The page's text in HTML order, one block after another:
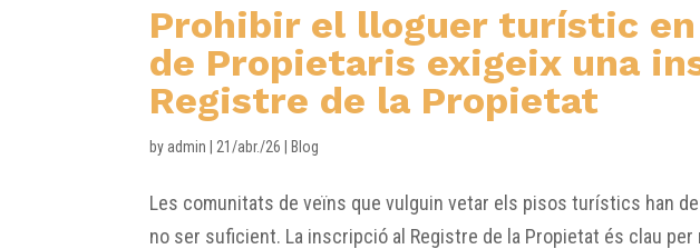
Prohibir el lloguer turístic
de Propietaris exigeix una
Registre de la Propietat
by admin 21/abr./26 Blog
Les comunitats de veïns que vulguin vetar els pisos turístics han
no ser suficient. La inscripció al Registre de la Propietat és clau